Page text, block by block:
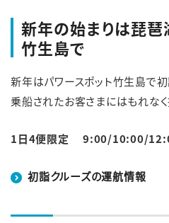
新年の始まりは琵琶
竹生島で
新年はパワースポット竹生島で初
乗船されたお客さまにはもれなく
1日4便限定 9:00/10:00/
初詣クルーズの運航情報